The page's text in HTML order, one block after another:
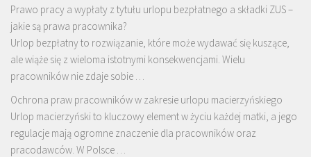
Prawo pracy a wypłaty z tytułu urlopu bezpłatnego a składki ZUS –
jakie są prawa pracownika?
Urlop bezpłatny to rozwiązanie, które może wydawać się kuszące,
ale wiąże się z wieloma istotnymi konsekwencjami. Wielu
pracowników nie zdaje sobie …
Ochrona praw pracowników w zakresie urlopu macierzyńskiego
Urlop macierzyński to kluczowy element w życiu każdej matki, a jego
regulacje mają ogromne znaczenie dla pracowników oraz
pracodawców. W Polsce …